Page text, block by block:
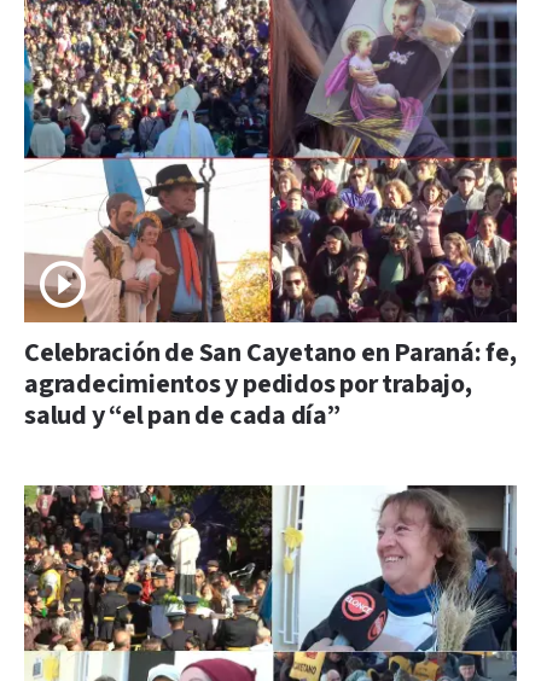
Celebración de San Cayetano en Paraná: fe,
agradecimientos y pedidos por trabajo,
salud y “el pan de cada día”